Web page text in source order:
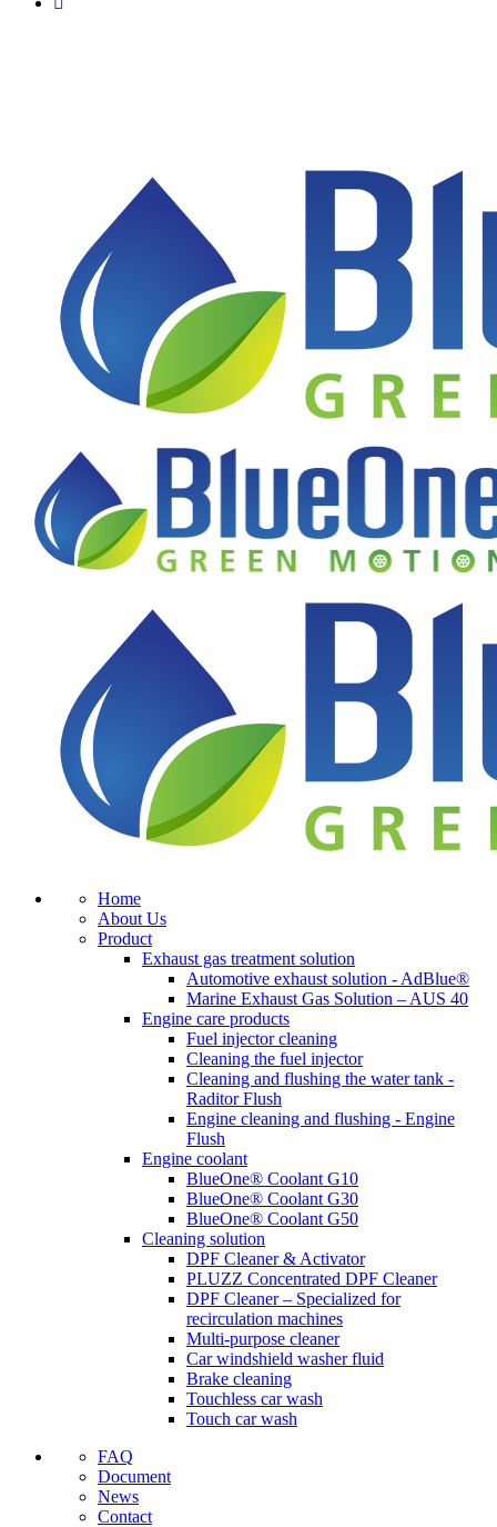
Home
About Us
Product
Exhaust gas treatment solution
Automotive exhaust solution - AdBlue®
Marine Exhaust Gas Solution – AUS 40
Engine care products
Fuel injector cleaning
Cleaning the fuel injector
Cleaning and flushing the water tank -
Raditor Flush
Engine cleaning and flushing - Engine
Flush
Engine coolant
BlueOne® Coolant G10
BlueOne® Coolant G30
BlueOne® Coolant G50
Cleaning solution
DPF Cleaner & Activator
PLUZZ Concentrated DPF Cleaner
DPF Cleaner – Specialized for
recirculation machines
Multi-purpose cleaner
Car windshield washer fluid
Brake cleaning
Touchless car wash
Touch car wash
FAQ
Document
News
Contact